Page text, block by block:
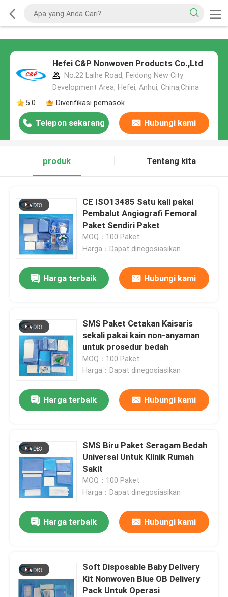
Hefei C&P Nonwoven Products Co.,Ltd
No.22 Laihe Road, Feidong New City
Development Area, Hefei, Anhui, China,China
5.0
Diverifikasi pemasok
Telepon sekarang Hubungi kami
produk Tentang kita
CE ISO13485 Satu kali pakai
Pembalut Angiografi Femoral
Paket Sendiri Paket
MOQ：100 Paket
Harga：Dapat dinegosiasikan
Harga terbaik Hubungi kami
SMS Paket Cetakan Kaisaris
sekali pakai kain non-anyaman
untuk prosedur bedah
MOQ：100 Paket
Harga：Dapat dinegosiasikan
Harga terbaik Hubungi kami
SMS Biru Paket Seragam Bedah
Universal Untuk Klinik Rumah
Sakit
MOQ：100 Paket
Harga：Dapat dinegosiasikan
Harga terbaik Hubungi kami
Soft Disposable Baby Delivery
Kit Nonwoven Blue OB Delivery
Pack Untuk Operasi